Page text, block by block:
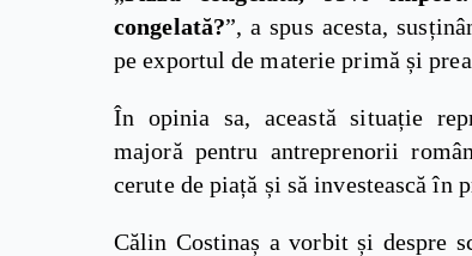
congelată?”, a spus acesta,
pe exportul de materie primă și
În opinia sa, această situație
majoră pentru antreprenorii
cerute de piață și să investească în
Călin Costinaș a vorbit și despre